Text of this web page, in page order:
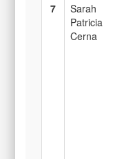
7
Sarah
Patricia
Cerna